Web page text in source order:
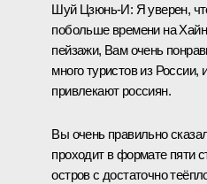
Шуй Цзюнь-И: Я уверен,
побольше времени на
пейзажи, Вам очень
много туристов из России,
привлекают россиян.
Вы очень правильно
проходит в формате пяти
остров с достаточно